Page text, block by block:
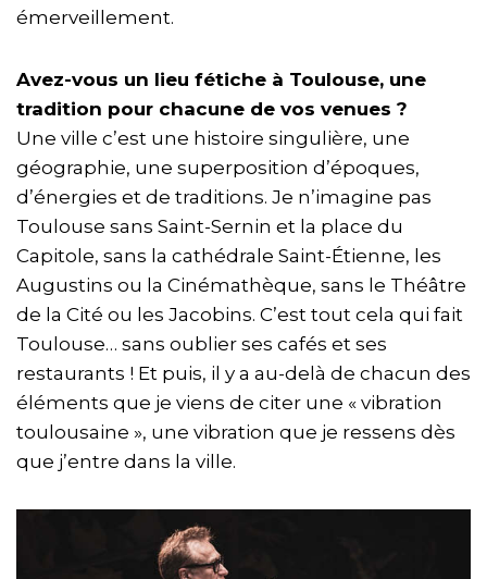
émerveillement.
Avez-vous un lieu fétiche à Toulouse, une
tradition pour chacune de vos venues ?
Une ville c’est une histoire singulière, une
géographie, une superposition d’époques,
d’énergies et de traditions. Je n’imagine pas
Toulouse sans Saint-Sernin et la place du
Capitole, sans la cathédrale Saint-Étienne, les
Augustins ou la Cinémathèque, sans le Théâtre
de la Cité ou les Jacobins. C’est tout cela qui fait
Toulouse… sans oublier ses cafés et ses
restaurants ! Et puis, il y a au-delà de chacun des
éléments que je viens de citer une « vibration
toulousaine », une vibration que je ressens dès
que j’entre dans la ville.